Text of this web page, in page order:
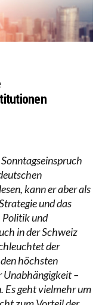
kann er aber als
und das
Politik und
in der Schweiz
der
höchsten
Unabhängigkeit –
Es geht vielmehr um